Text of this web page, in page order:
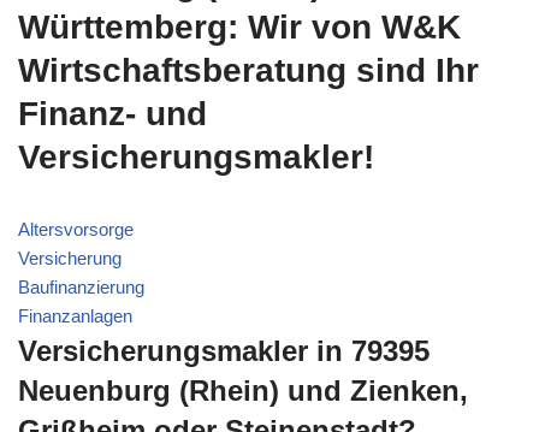
Württemberg: Wir von W&K
Wirtschaftsberatung sind Ihr
Finanz- und
Versicherungsmakler!
Altersvorsorge
Versicherung
Baufinanzierung
Finanzanlagen
Versicherungsmakler in 79395
Neuenburg (Rhein) und Zienken,